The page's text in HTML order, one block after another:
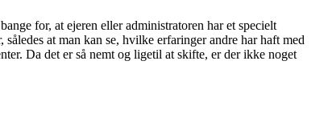
for, at ejeren eller administratoren har et specielt
at man kan se, hvilke erfaringer andre har haft med
Da det er så nemt og ligetil at skifte, er der ikke noget